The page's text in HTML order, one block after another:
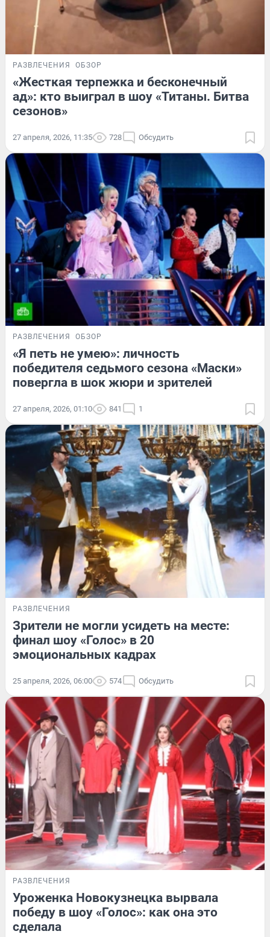
РАЗВЛЕЧЕНИЯ ОБЗОР
«Жесткая терпежка и бесконечный
ад»: кто выиграл в шоу «Титаны. Битва
сезонов»
27 апреля, 2026, 11:35 728 Обсудить
РАЗВЛЕЧЕНИЯ ОБЗОР
«Я петь не умею»: личность
победителя седьмого сезона «Маски»
повергла в шок жюри и зрителей
27 апреля, 2026, 01:10 841 1
РАЗВЛЕЧЕНИЯ
Зрители не могли усидеть на месте:
финал шоу «Голос» в 20
эмоциональных кадрах
25 апреля, 2026, 06:00 574 Обсудить
РАЗВЛЕЧЕНИЯ
Уроженка Новокузнецка вырвала
победу в шоу «Голос»: как она это
сделала